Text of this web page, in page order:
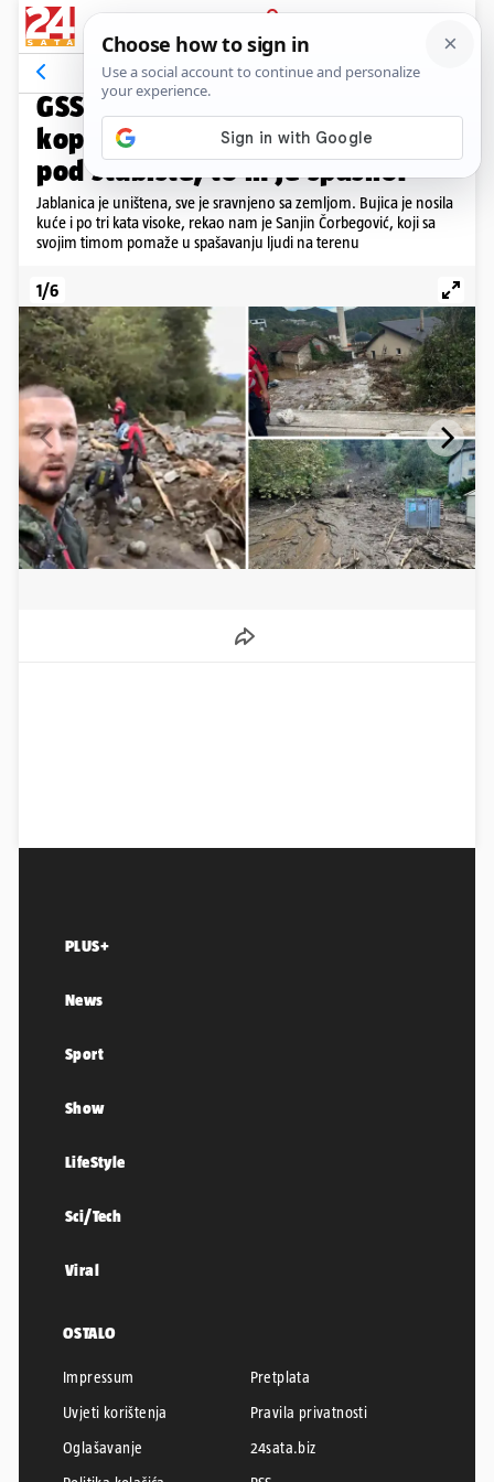
PRIJAVA
Galerija Komentari
AKCIJA SPAŠAVANJA U JABLANICI
GSS-ovac za 24sata: Satima smo
kopali do ljudi. Obitelj se skrila
pod stubište, to ih je spasilo!
Jablanica je uništena, sve je sravnjeno sa zemljom. Bujica je nosila
kuće i po tri kata visoke, rekao nam je Sanjin Čorbegović, koji sa
svojim timom pomaže u spašavanju ljudi na terenu
1/6
PLUS+
News
Sport
Show
LifeStyle
Sci/Tech
Viral
OSTALO
Impressum
Pretplata
Uvjeti korištenja
Pravila privatnosti
Oglašavanje
24sata.biz